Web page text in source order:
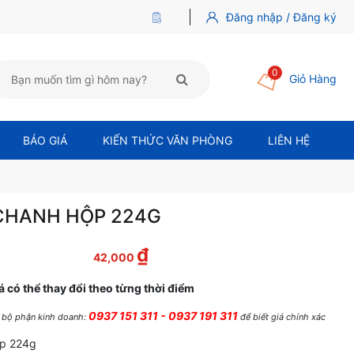
Đăng nhập / Đăng ký
0 Giỏ Hàng
BÁO GIÁ KIẾN THỨC VĂN PHÒNG LIÊN HỆ
HỘP 224G
42,000 ₫
có thể thay đổi theo từng thời điểm
phận kinh doanh: 0937 151 311 - 0937 191 311 để biết giá chính xác
224g